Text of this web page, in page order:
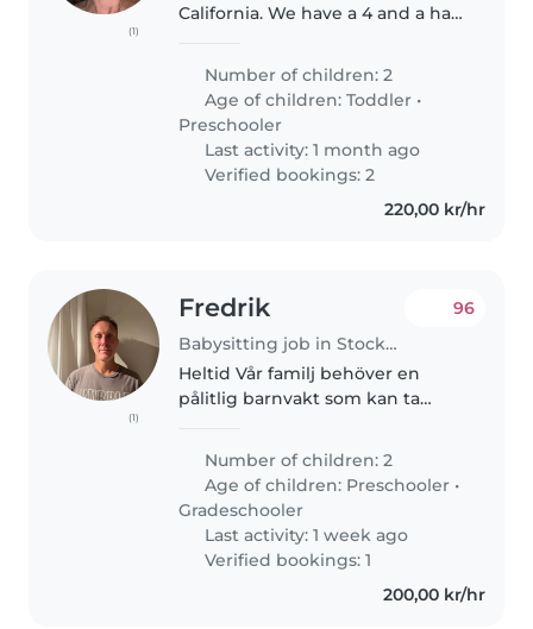
(1)
California. We have a 4 and a half
play, climbing, games, reading
books, playing..
Number of children: 2
Age of children:Toddler •
Preschooler
Last activity: 1 month ago
Verified bookings: 2
220,00 kr/hr
(1)
Fredrik
Babysitting job in Stockholm
96
Heltid Vår familj behöver en
pålitlig barnvakt som kan ta
förskoleålder och en yngre
skolålder. Våra barn är energiska,
lekfulla och kreativa. Vi ser
Number of children: 2
Age of children: Preschooler •
Gradeschooler
Last activity: 1 week ago
Verified bookings: 1
200,00 kr/hr